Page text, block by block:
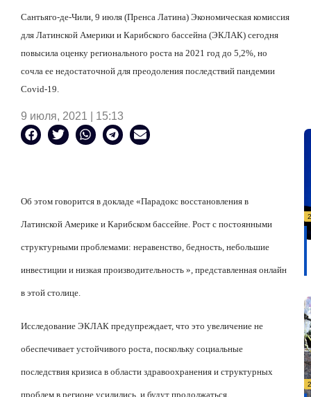
Сантьяго-де-Чили, 9 июля (Пренса Латина) Экономическая комиссия
для Латинской Америки и Карибского бассейна (ЭКЛАК) сегодня
повысила оценку регионального роста на 2021 год до 5,2%, но
сочла ее недостаточной для преодоления последствий пандемии
Covid-19.
9 июля, 2021 | 15:13
Об этом говорится в докладе «Парадокс восстановления в
Латинской Америке и Карибском бассейне. Рост с постоянными
структурными проблемами: неравенство, бедность, небольшие
инвестиции и низкая производительность », представленная онлайн
в этой столице.
Исследование ЭКЛАК предупреждает, что это увеличение не
обеспечивает устойчивого роста, поскольку социальные
последствия кризиса в области здравоохранения и структурных
проблем в регионе усилились, и будут продолжаться.